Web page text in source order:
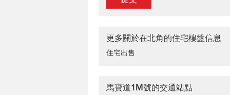
更多關於在北角的住宅樓盤信息
住宅出售
馬寶道1M號的交通站點